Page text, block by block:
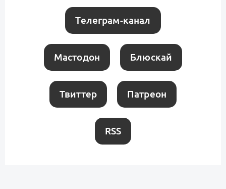
Телеграм-канал
Мастодон Блюскай
Твиттер Патреон
RSS